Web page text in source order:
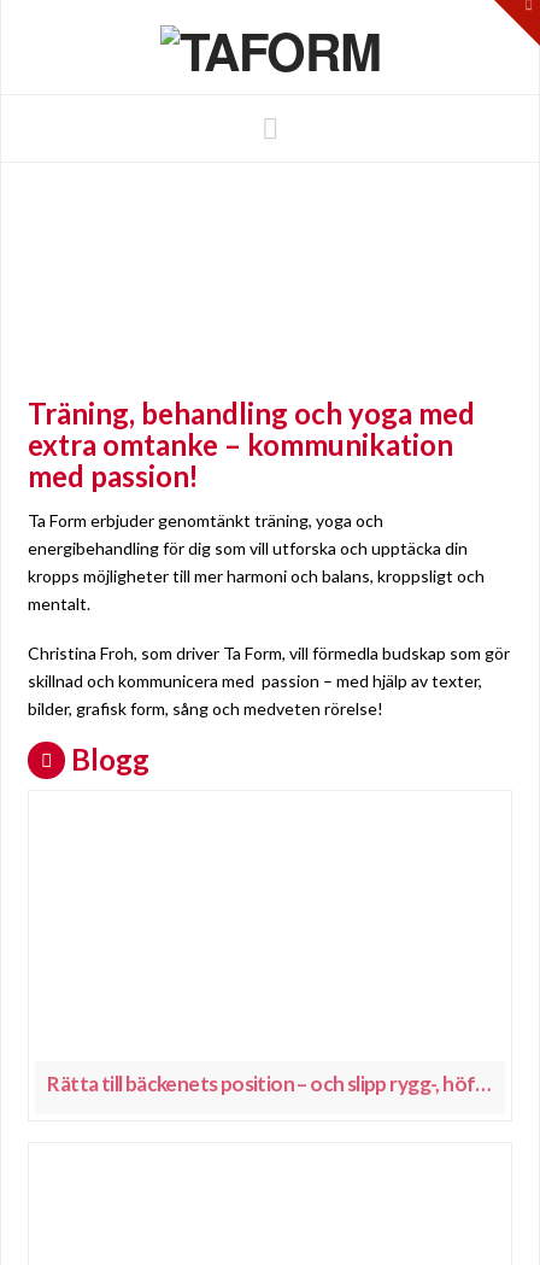
Träning, behandling och yoga med
extra omtanke – kommunikation
med passion!
Ta Form erbjuder genomtänkt träning, yoga och
energibehandling för dig som vill utforska och upptäcka din
kropps möjligheter till mer harmoni och balans, kroppsligt och
mentalt.
Christina Froh, som driver Ta Form, vill förmedla budskap som gör
skillnad och kommunicera med passion – med hjälp av texter,
bilder, grafisk form, sång och medveten rörelse!
Blogg
Rätta till bäckenets position – och slipp rygg-, höft- och benspänningar